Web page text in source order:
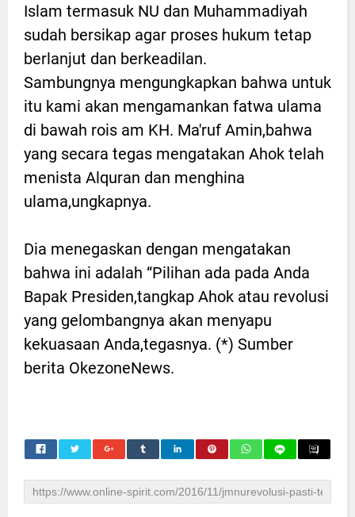
Islam termasuk NU dan Muhammadiyah
sudah bersikap agar proses hukum tetap
berlanjut dan berkeadilan.
Sambungnya mengungkapkan bahwa untuk
itu kami akan mengamankan fatwa ulama
di bawah rois am KH. Ma'ruf Amin,bahwa
yang secara tegas mengatakan Ahok telah
menista Alquran dan menghina
ulama,ungkapnya.
Dia menegaskan dengan mengatakan
bahwa ini adalah “Pilihan ada pada Anda
Bapak Presiden,tangkap Ahok atau revolusi
yang gelombangnya akan menyapu
kekuasaan Anda,tegasnya. (*) Sumber
berita OkezoneNews.